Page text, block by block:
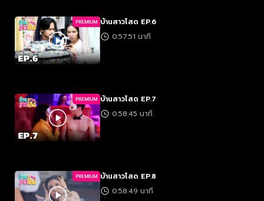
PREMIUM บ้านสาวโสด EP.6
0:57:51 นาที
PREMIUM บ้านสาวโสด EP.7
0:58:45 นาที
PREMIUM บ้านสาวโสด EP.8
0:58:49 นาที